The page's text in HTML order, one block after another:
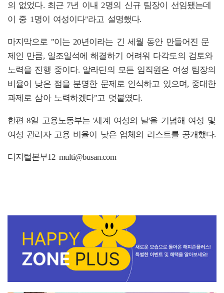
의 없었다. 최근 7년 이내 2명의 신규 팀장이 선임됐는데
이 중 1명이 여성이다"라고 설명했다.
마지막으로 "이는 20년이라는 긴 세월 동안 만들어진 문
제인 만큼, 일조일석에 해결하기 어려워 다각도의 검토와
노력을 진행 중이다. 알라딘의 모든 임직원은 여성 팀장의
비율이 낮은 점을 분명한 문제로 인식하고 있으며, 중대한
과제로 삼아 노력하겠다"고 덧붙였다.
한편 8일 고용노동부는 '세계 여성의 날'을 기념해 여성 및
여성 관리자 고용 비율이 낮은 업체의 리스트를 공개했다.
디지털본부12 multi@busan.com